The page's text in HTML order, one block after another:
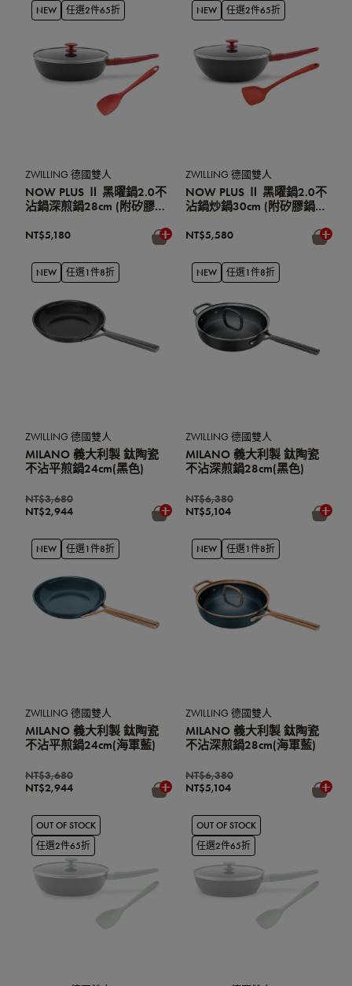
NEW 任選2件65折
ZWILLING 德國雙人
NOW PLUS Ⅱ 黑曜鍋2.0不
沾鍋深煎鍋28cm (附矽膠鍋
NT$5,180
NEW 任選2件65折
ZWILLING 德國雙人
NOW PLUS Ⅱ 黑曜鍋2.0不
沾鍋炒鍋30cm (附矽膠鍋
NT$5,580
NEW 任選1件8折
ZWILLING 德國雙人
MILANO 義大利製 鈦陶瓷
不沾平煎鍋24cm(黑色)
NT$2,944
NT$3,680
NEW 任選1件8折
ZWILLING 德國雙人
MILANO 義大利製 鈦陶瓷
不沾深煎鍋28cm(黑色)
NT$5,104
NT$6,380
NEW 任選1件8折
ZWILLING 德國雙人
MILANO 義大利製 鈦陶瓷
不沾平煎鍋24cm(海軍藍)
NT$2,944
NT$3,680
NEW 任選1件8折
ZWILLING 德國雙人
MILANO 義大利製 鈦陶瓷
不沾深煎鍋28cm(海軍藍)
NT$5,104
NT$6,380
OUT OF STOCK
任選2件65折
OUT OF STOCK
任選2件65折